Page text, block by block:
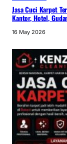
Jasa Cuci Karpet
Kantor, Hotel,
16 May 2026